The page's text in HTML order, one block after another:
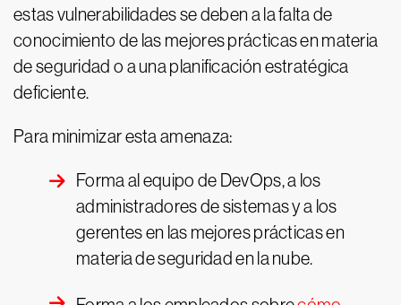
estas vulnerabilidades se deben a la falta de
conocimiento de las mejores prácticas en materia
de seguridad o a una planificación estratégica
deficiente.
Para minimizar esta amenaza:
Forma al equipo de DevOps, a los
administradores de sistemas y a los
gerentes en las mejores prácticas en
materia de seguridad en la nube.